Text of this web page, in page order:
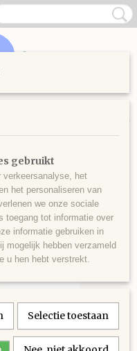
UW WINKELWAGEN
>
gebruikt
verkeersanalyse, het
het personaliseren van
we onze sociale
toegang tot informatie over
informatie gebruiken in
mogelijk hebben verzameld
u hen hebt verstrekt.
Selectie toestaan